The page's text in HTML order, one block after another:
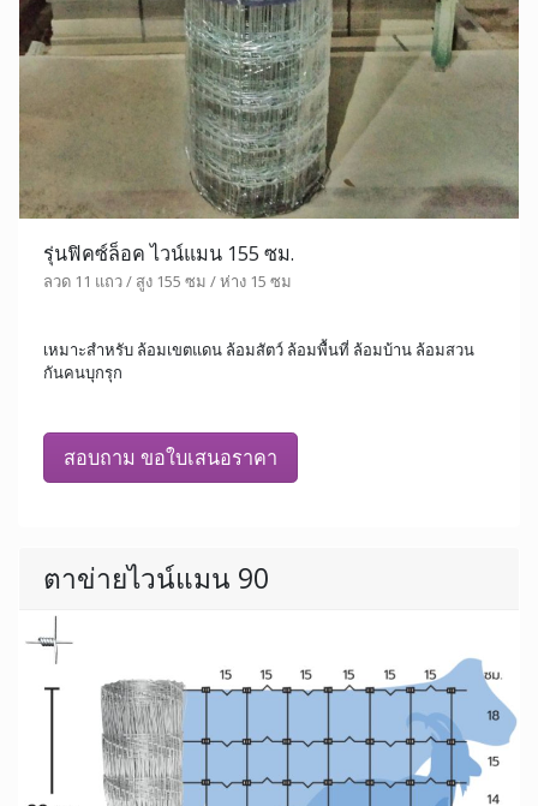
รุ่นฟิคซ์ล็อค ไวน์แมน 155 ซม.
ลวด 11 แถว / สูง 155 ซม / ห่าง 15 ซม
เหมาะสำหรับ ล้อมเขตแดน ล้อมสัตว์ ล้อมพื้นที่ ล้อมบ้าน ล้อมสวน
กันคนบุกรุก
สอบถาม ขอใบเสนอราคา
ตาข่ายไวน์แมน 90